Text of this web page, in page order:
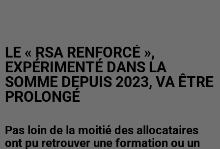
LE « RSA RENFORCÉ »,
EXPÉRIMENTÉ DANS LA
SOMME DEPUIS 2023, VA ÊTRE
PROLONGÉ
Pas loin de la moitié des allocataires
ont pu retrouver une formation ou un